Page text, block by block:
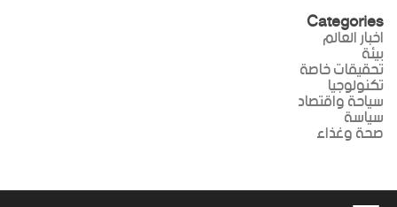
Categories
اخبار العالم
بيئة
تحقيقات خاصة
تكنولوجيا
سياحة واقتصاد
سياسة
صحة وغذاء